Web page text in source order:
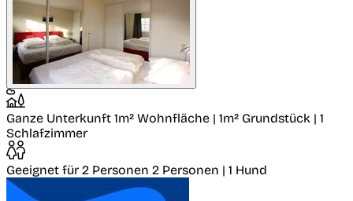
Ganze Unterkunft 1m² Wohnfläche | 1m² Grundstück | 1
Schlafzimmer
Geeignet für 2 Personen 2 Personen | 1 Hund